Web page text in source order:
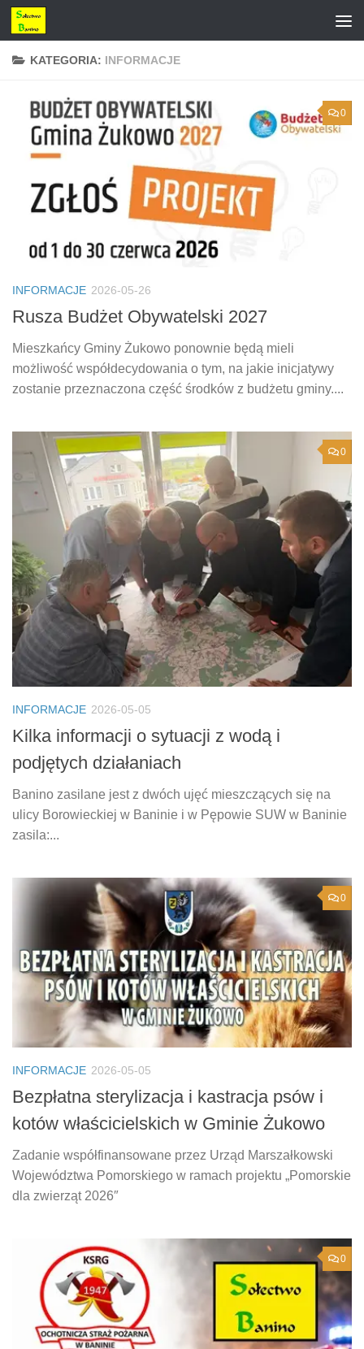
Przejdź do treści
KATEGORIA: INFORMACJE
0
INFORMACJE 2026-05-26
Rusza Budżet Obywatelski 2027
Mieszkańcy Gminy Żukowo ponownie będą mieli
możliwość współdecydowania o tym, na jakie inicjatywy
zostanie przeznaczona część środków z budżetu gminy....
0
INFORMACJE 2026-05-05
Kilka informacji o sytuacji z wodą i
podjętych działaniach
Banino zasilane jest z dwóch ujęć mieszczących się na
ulicy Borowieckiej w Baninie i w Pępowie SUW w Baninie
zasila:...
0
INFORMACJE 2026-05-05
Bezpłatna sterylizacja i kastracja psów i
kotów właścicielskich w Gminie Żukowo
Zadanie współfinansowane przez Urząd Marszałkowski
Województwa Pomorskiego w ramach projektu „Pomorskie
dla zwierząt 2026″
0